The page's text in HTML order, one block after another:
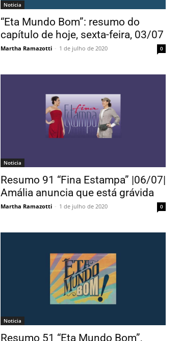
Noticia
“Eta Mundo Bom”: resumo do
capítulo de hoje, sexta-feira, 03/07
Martha Ramazotti - 1 de julho de 2020 0
Noticia
Resumo 91 “Fina Estampa” |06/07|
Amália anuncia que está grávida
Martha Ramazotti - 1 de julho de 2020 0
Noticia
Resumo 51 “Eta Mundo Bom”,